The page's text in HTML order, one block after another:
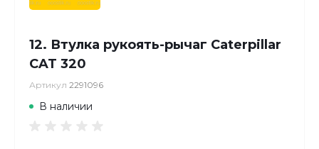
12. Втулка рукоять-рычаг Caterpillar
CAT 320
Артикул 2291096
В наличии